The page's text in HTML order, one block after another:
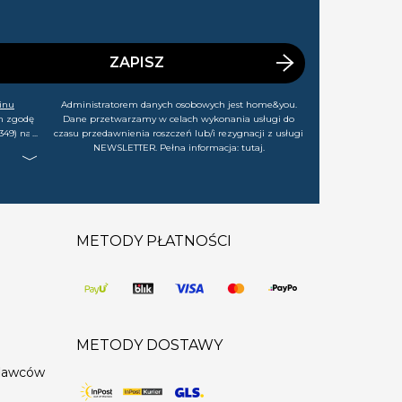
zgodę
na
chwili
ZAPISZ
Administratorem danych osobowych jest home&you.
Dane przetwarzamy w celach wykonania usługi do
czasu przedawnienia roszczeń lub/i rezygnacji z usługi
NEWSLETTER. Pełna informacja: tutaj
METODY PŁATNOŚCI
METODY DOSTAWY